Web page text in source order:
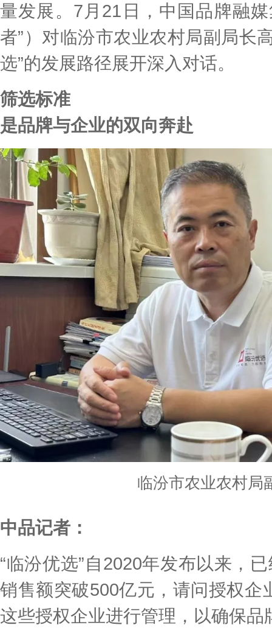
量发展。7月21日，中国品牌融
者”）对临汾市农业农村局副局长
选”的发展路径展开深入对话。
筛选标准
是品牌与企业的双向奔赴
临汾市农业农村局
中品记者：
“临汾优选”自2020年发布以来，
销售额突破500亿元，请问授权企
这些授权企业进行管理，以确保品